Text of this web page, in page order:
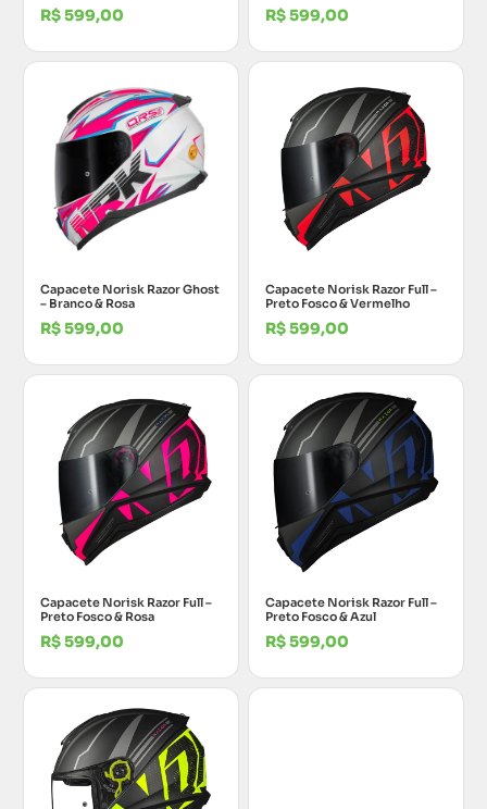
R$599,00 R$599,00
Capacete Norisk Razor Ghost
– Branco & Rosa
R$599,00
Capacete Norisk Razor Full –
Preto Fosco & Vermelho
R$599,00
Capacete Norisk Razor Full –
Preto Fosco & Rosa
R$599,00
Capacete Norisk Razor Full –
Preto Fosco & Azul
R$599,00